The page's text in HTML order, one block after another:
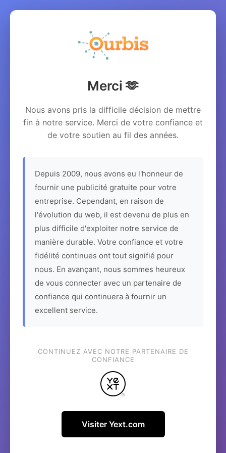
Merci 🫶
Nous avons pris la difficile décision de mettre
fin à notre service. Merci de votre confiance et
de votre soutien au fil des années.
Depuis 2009, nous avons eu l'honneur de
fournir une publicité gratuite pour votre
entreprise. Cependant, en raison de
l'évolution du web, il est devenu de plus en
plus difficile d'exploiter notre service de
manière durable. Votre confiance et votre
fidélité continues ont tout signifié pour
nous. En avançant, nous sommes heureux
de vous connecter avec un partenaire de
confiance qui continuera à fournir un
excellent service.
CONTINUEZ AVEC NOTRE PARTENAIRE DE
CONFIANCE
Visiter Yext.com